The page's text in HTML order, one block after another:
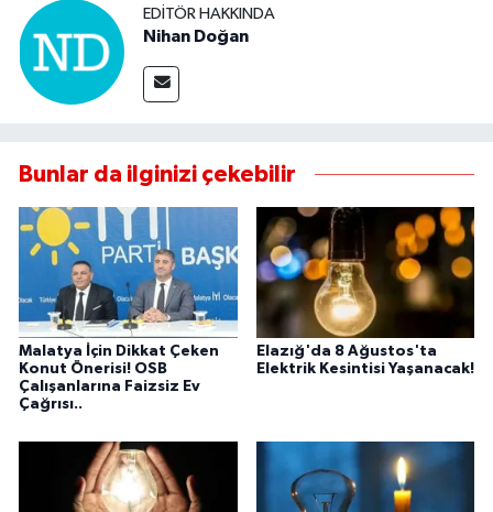
EDITÖR HAKKINDA
Nihan Doğan
Bunlar da ilginizi çekebilir
Malatya İçin Dikkat Çeken
Konut Önerisi! OSB
Çalışanlarına Faizsiz Ev
Çağrısı..
Elazığ'da 8 Ağustos'ta
Elektrik Kesintisi Yaşanacak!